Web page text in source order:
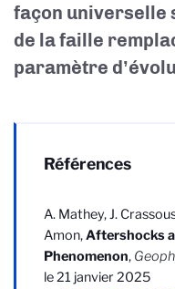
façon universelle
de la faille
paramètre
Références
A. Mathey, J.
Amon,Aftershocks
Phenomenon,
le 21 janvier 2025